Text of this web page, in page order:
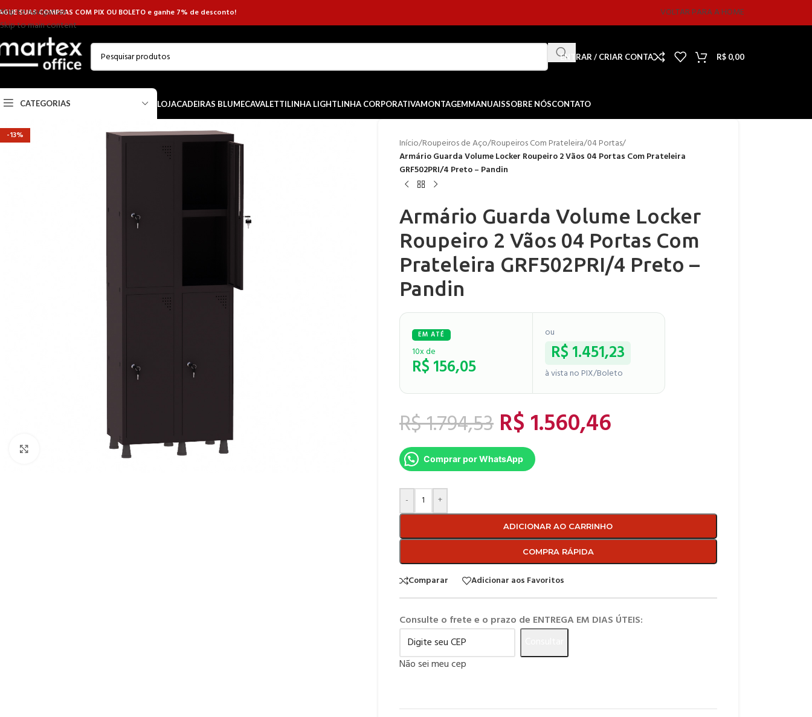
Skip to navigation
Skip to main content
SUAS COMPRAS COM PIX OU BOLETO e ganhe 7% de desconto! VOLTAR PARA A HOME
ENTRAR / CRIAR CONTA R$ 0,00
CATEGORIAS LOJACADEIRAS BLUMECAVALETTILINHA LIGHTLINHA CORPORATIVAMONTAGEMMANUAISSOBRE NÓSCONTATO
-13%
Início/Roupeiros de Aço/Roupeiros Com Prateleira/04 Portas/
Armário Guarda Volume Locker Roupeiro 2 Vãos 04 Portas Com Prateleira
GRF502PRI/4 Preto – Pandin
Armário Guarda Volume Locker
Roupeiro 2 Vãos 04 Portas Com
Prateleira GRF502PRI/4 Preto –
Pandin
10x de
R$156,05
ou
R$1.451,23
à vista no PIX/Boleto
R$1.794,53 R$1.560,46
Comprar por WhatsApp
- +
ADICIONAR AO CARRINHO
COMPRA RÁPIDA
Comparar Adicionar aos Favoritos
Consulte o frete e o prazo de ENTREGA EM DIAS ÚTEIS:
Não sei meu cep